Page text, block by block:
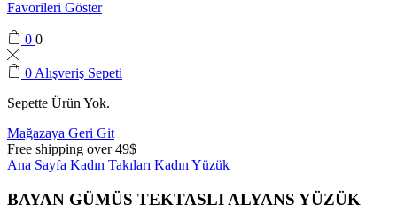
Favorileri Göster
0 0
0 Alışveriş Sepeti
Sepette Ürün Yok.
Mağazaya Geri Git
Free shipping over 49$
Ana Sayfa Kadın Takıları Kadın Yüzük
BAYAN GÜMÜŞ TEKTAŞLI ALYANS YÜZÜK